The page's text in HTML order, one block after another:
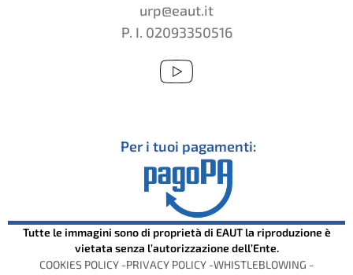
urp@eaut.it
P. I. 02093350516
Per i tuoi pagamenti:
Tutte le immagini sono di proprietà di EAUT la riproduzione è
vietata senza l’autorizzazione dell’Ente.
COOKIES POLICY -PRIVACY POLICY -WHISTLEBLOWING -